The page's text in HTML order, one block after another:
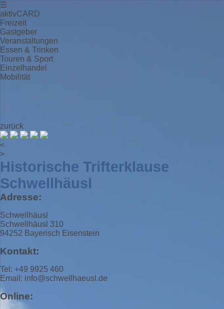
☰
aktivCARD
Freizeit
Gastgeber
Veranstaltungen
Essen & Trinken
Touren & Sport
Einzelhandel
Mobilität
zurück
<
>
Historische Trifterklause
Schwellhäusl
Adresse:
Schwellhäusl
Schwellhäusl 310
94252 Bayerisch Eisenstein
Kontakt:
Tel: +49 9925 460
Email: info@schwellhaeusl.de
Online: